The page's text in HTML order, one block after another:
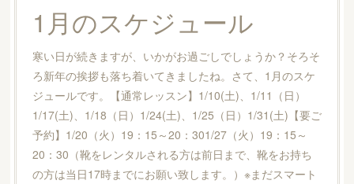
1月のスケジュール
寒い日が続きますが、いかがお過ごしでしょうか？そろそ
ろ新年の挨拶も落ち着いてきましたね。さて、1月のスケ
ジュールです。【通常レッスン】1/10(土)、1/11（日）
1/17(土)、1/18（日）1/24(土)、1/25（日）1/31(土)【要ご
予約】1/20（火）19：15～20：301/27（火）19：15～
20：30（靴をレンタルされる方は前日まで、靴をお持ち
の方は当日17時までにお願い致します。）※まだスマート